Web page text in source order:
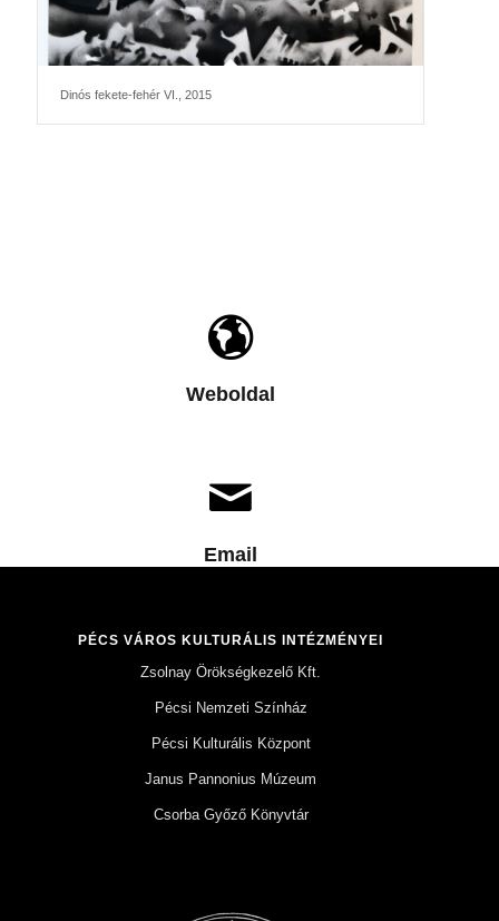
Dinós fekete-fehér VI., 2015
Weboldal
Email
PÉCS VÁROS KULTURÁLIS INTÉZMÉNYEI
Zsolnay Örökségkezelő Kft.
Pécsi Nemzeti Színház
Pécsi Kulturális Központ
Janus Pannonius Múzeum
Csorba Győző Könyvtár